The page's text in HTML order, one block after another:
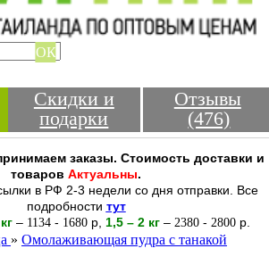
ОК
Скидки и
подарки
Отзывы
(476)
заказы. Стоимость доставки и
товаров Актуальны.
в РФ 2-3 недели со дня отправки. Все
подробности тут
– 1134 - 1680 р 1,5 – 2 кг – 2380 - 2800 р.
» Омолаживающая пудра с танакой